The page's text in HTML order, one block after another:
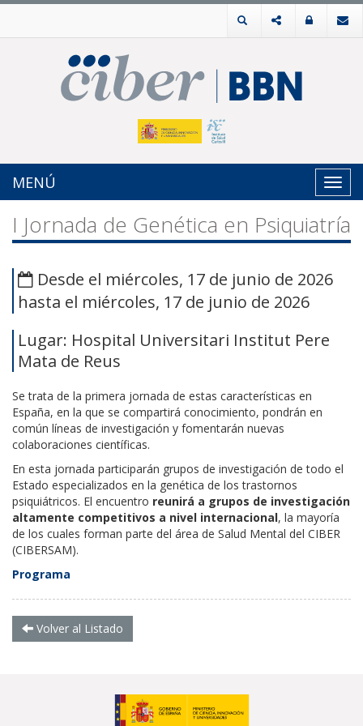
MENÚ
I Jornada de Genética en Psiquiatría
Desde el miércoles, 17 de junio de 2026
hasta el miércoles, 17 de junio de 2026
Lugar: Hospital Universitari Institut Pere
Mata de Reus
Se trata de la primera jornada de estas características en
España, en la que se compartirá conocimiento, pondrán en
común líneas de investigación y fomentarán nuevas
colaboraciones científicas.
En esta jornada participarán grupos de investigación de todo el
Estado especializados en la genética de los trastornos
psiquiátricos. El encuentro reunirá a grupos de investigación
altamente competitivos a nivel internacional, la mayoría
de los cuales forman parte del área de Salud Mental del CIBER
(CIBERSAM).
Programa
Volver al Listado